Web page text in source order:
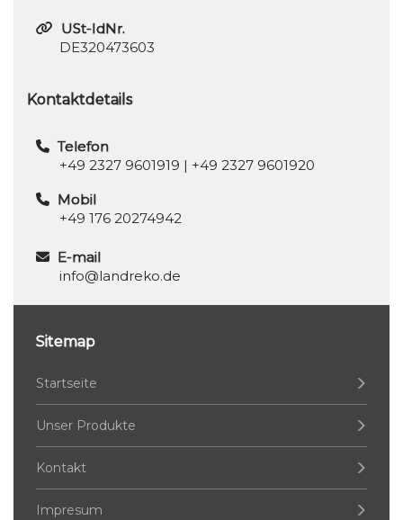
USt-IdNr.
DE320473603
Kontaktdetails
Telefon
+49 2327 9601919 | +49 2327 9601920
Mobil
+49 176 20274942
E-mail
info@landreko.de
Sitemap
Startseite
Unser Produkte
Kontakt
Impresum